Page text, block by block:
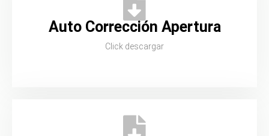
Auto Corrección Apertura
Click descargar